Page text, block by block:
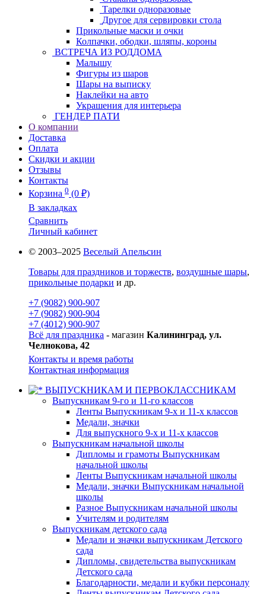
Тарелки одноразовые
Другое для сервировки стола
Прикольные маски и очки
Колпачки, ободки, шляпы, короны
ВСТРЕЧА ИЗ РОДДОМА
Малышу
Фигуры из шаров
Шары на выписку
Наклейки на авто
Украшения для интерьера
ГЕНДЕР ПАТИ
О компании
Доставка
Оплата
Скидки и акции
Отзывы
Контакты
Корзина 0 (0 ₽)
В закладках
Сравнить
Личный кабинет
© 2003–2025 Веселый Апельсин
Товары для праздников и торжеств, воздушные шары,
прикольные подарки и др.
+7 (9082) 900-907
+7 (9082) 900-904
+7 (4012) 900-907
Всё для праздника - магазин Калининград, ул.
Челнокова, 42
Контакты и время работы
Контактная информация
ВЫПУСКНИКАМ И ПЕРВОКЛАССНИКАМ
Выпускникам 9-го и 11-го классов
Ленты Выпускникам 9-х и 11-х классов
Медали, значки
Для выпускного 9-х и 11-х классов
Выпускникам начальной школы
Дипломы и грамоты Выпускникам
начальной школы
Ленты Выпускникам начальной школы
Медали, значки Выпускникам начальной
школы
Разное Выпускникам начальной школы
Учителям и родителям
Выпускникам детского сада
Медали и значки выпускникам Детского
сада
Дипломы, свидетельства выпускникам
Детского сада
Благодарности, медали и кубки персоналу